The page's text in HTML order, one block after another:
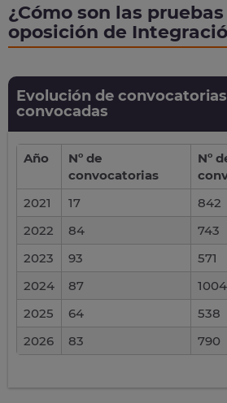
¿Cómo son las
oposición de
Evolución de
convocadas
Año
Nº de
convocatorias
Nº
2021
17
842
2022
84
743
2023
93
571
2024
87
1004
2025
64
538
2026
83 790